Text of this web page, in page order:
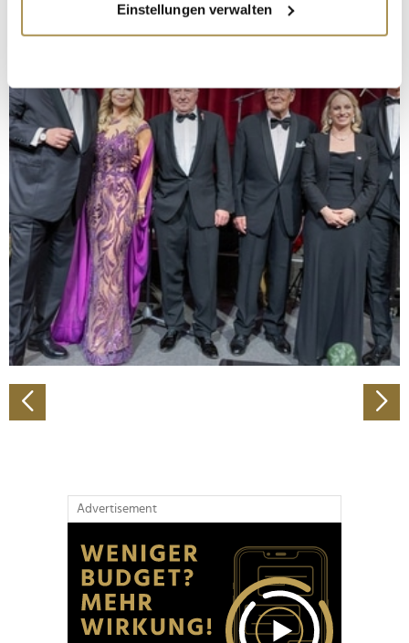
Informationen über Ihre geografische Lage
erfassen, welche bis auf einige Meter genau sein
bestimmten Merkmalen (Fingerprinting) identifizieren
Erfahren Sie mehr darüber, wie Ihre persönlichen Daten
verarbeitet werden, und legen Sie Ihre Präferenzen im
Abschnitt Einzelheitenfest.
Wir verwenden Cookies, um Inhalte und Anzeigen zu
personalisieren, Funktionen für soziale Medien anbieten
zu können und die Zugriffe auf unsere Website zu
analysieren. Außerdem geben wir Informationen zu Ihrer
Verwendung unserer Website an unsere Partner für
soziale Medien, Werbung und Analysen weiter. Unsere
Partner führen diese Informationen möglicherweise mit
haben oder die sie im Rahmen Ihrer Nutzung der Dienste
gesammelt haben.
Einstellungen verwalten
Advertisement